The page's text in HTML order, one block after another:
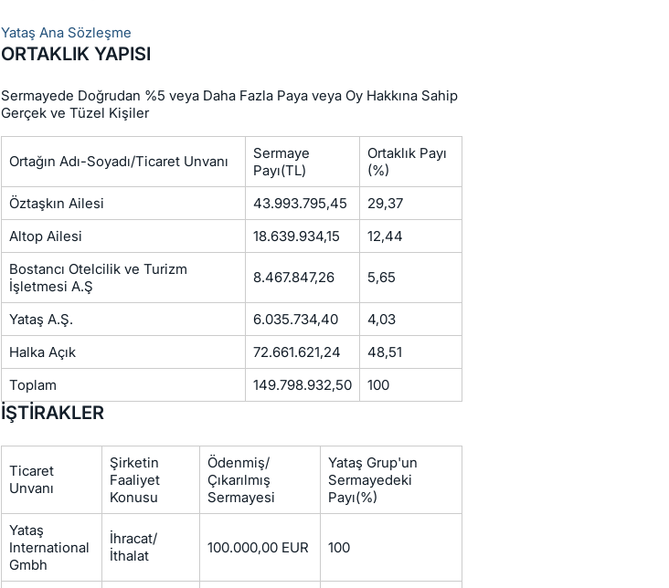
Yataş Ana Sözleşme
ORTAKLIK YAPISI
Sermayede Doğrudan %5 veya Daha Fazla Paya veya Oy Hakkına Sahip
Gerçek ve Tüzel Kişiler
Ortağın Adı-Soyadı/Ticaret Unvanı
Sermaye
Payı(TL)
Ortaklık Payı
(%)
Öztaşkın Ailesi
43.993.795,45
29,37
Altop Ailesi
18.639.934,15
12,44
Bostancı Otelcilik ve Turizm
İşletmesi A.Ş
8.467.847,26 5,65
Yataş A.Ş. 6.035.734,40
4,03
Halka Açık
72.661.621,24
48,51
Toplam
149.798.932,50 100
İŞTİRAKLER
Ticaret
Unvanı
Şirketin
Faaliyet
Konusu
Ödenmiş/
Çıkarılmış
Sermayesi
Yataş Grup'un
Sermayedeki
Payı(%)
Yataş
International
Gmbh
İhracat/
İthalat
100.000,00 EUR 100